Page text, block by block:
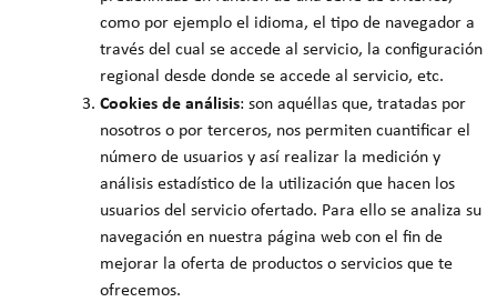
como por ejemplo el idioma, el tipo de navegador a
través del cual se accede al servicio, la configuración
regional desde donde se accede al servicio, etc.
Cookies de análisis: son aquéllas que, tratadas por
nosotros o por terceros, nos permiten cuantificar el
número de usuarios y así realizar la medición y
análisis estadístico de la utilización que hacen los
usuarios del servicio ofertado. Para ello se analiza su
navegación en nuestra página web con el fin de
mejorar la oferta de productos o servicios que te
ofrecemos.